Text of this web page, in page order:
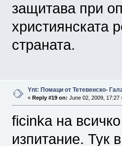
защитава при
християнската
страната.
Ynt: Помаци от Тетевенско-
« Reply #19 on: June 02, 2009, 17:27
ficinka на
изпитание. Тук